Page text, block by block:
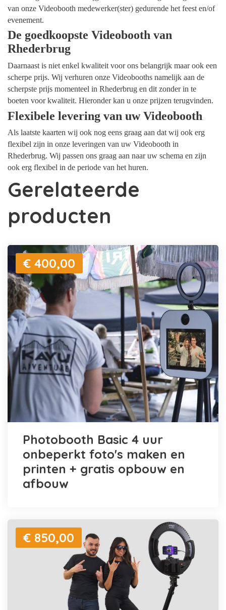
van onze Videobooth medewerker(ster) gedurende het feest en/of
evenement.
De goedkoopste Videobooth van
Rhederbrug
Daarnaast is niet enkel kwaliteit voor ons belangrijk maar ook een
scherpe prijs. Wij verhuren onze Videobooths namelijk aan de
scherpste prijs momenteel in Rhederbrug en dit zonder in te
boeten voor kwaliteit. Hieronder kan u onze prijzen terugvinden.
Flexibele levering van uw Videobooth
Als laatste kaarten wij ook nog eens graag aan dat wij ook erg
flexibel zijn in onze leveringen van uw Videobooth in
Rhederbrug. Wij passen ons graag aan naar uw schema en zijn
ook erg flexibel in de periode van het huren.
Gerelateerde
producten
€ 400,00
Photobooth Basic 4 uur
onbeperkt foto's maken en
printen + gratis opbouw en
afbouw
€ 850,00